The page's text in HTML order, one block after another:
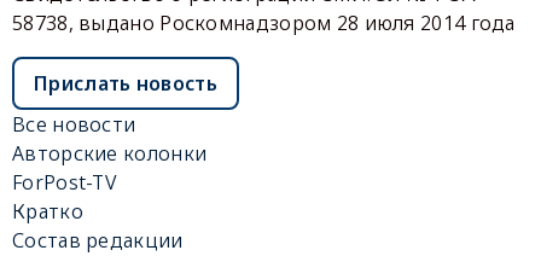
58738, выдано Роскомнадзором 28 июля 2014 года
Прислать новость
Все новости
Авторские колонки
ForPost-TV
Кратко
Состав редакции